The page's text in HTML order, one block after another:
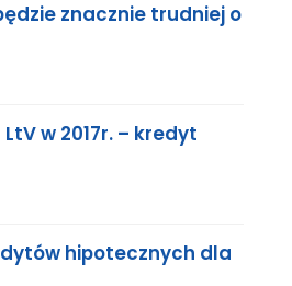
znacznie trudniej o
w 2017r. – kredyt
hipotecznych dla